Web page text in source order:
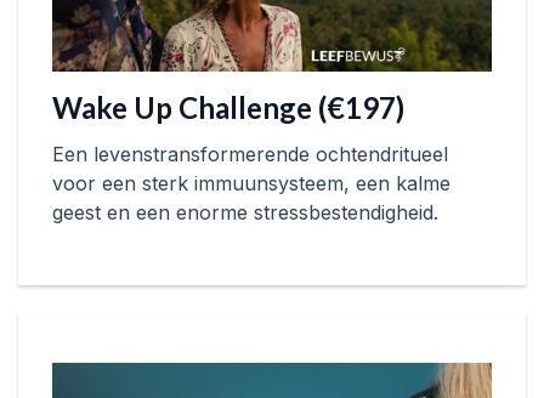
Wake Up Challenge (€197)
Een levenstransformerende ochtendritueel
voor een sterk immuunsysteem, een kalme
geest en een enorme stressbestendigheid.